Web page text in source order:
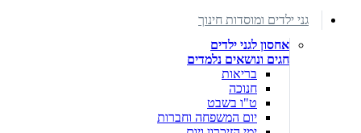
גני ילדים ומוסדות חינוך
אחסון לגני ילדים
חגים ונושאים נלמדים
בריאות
חנוכה
ט"ו בשבט
יום המשפחה וחברות